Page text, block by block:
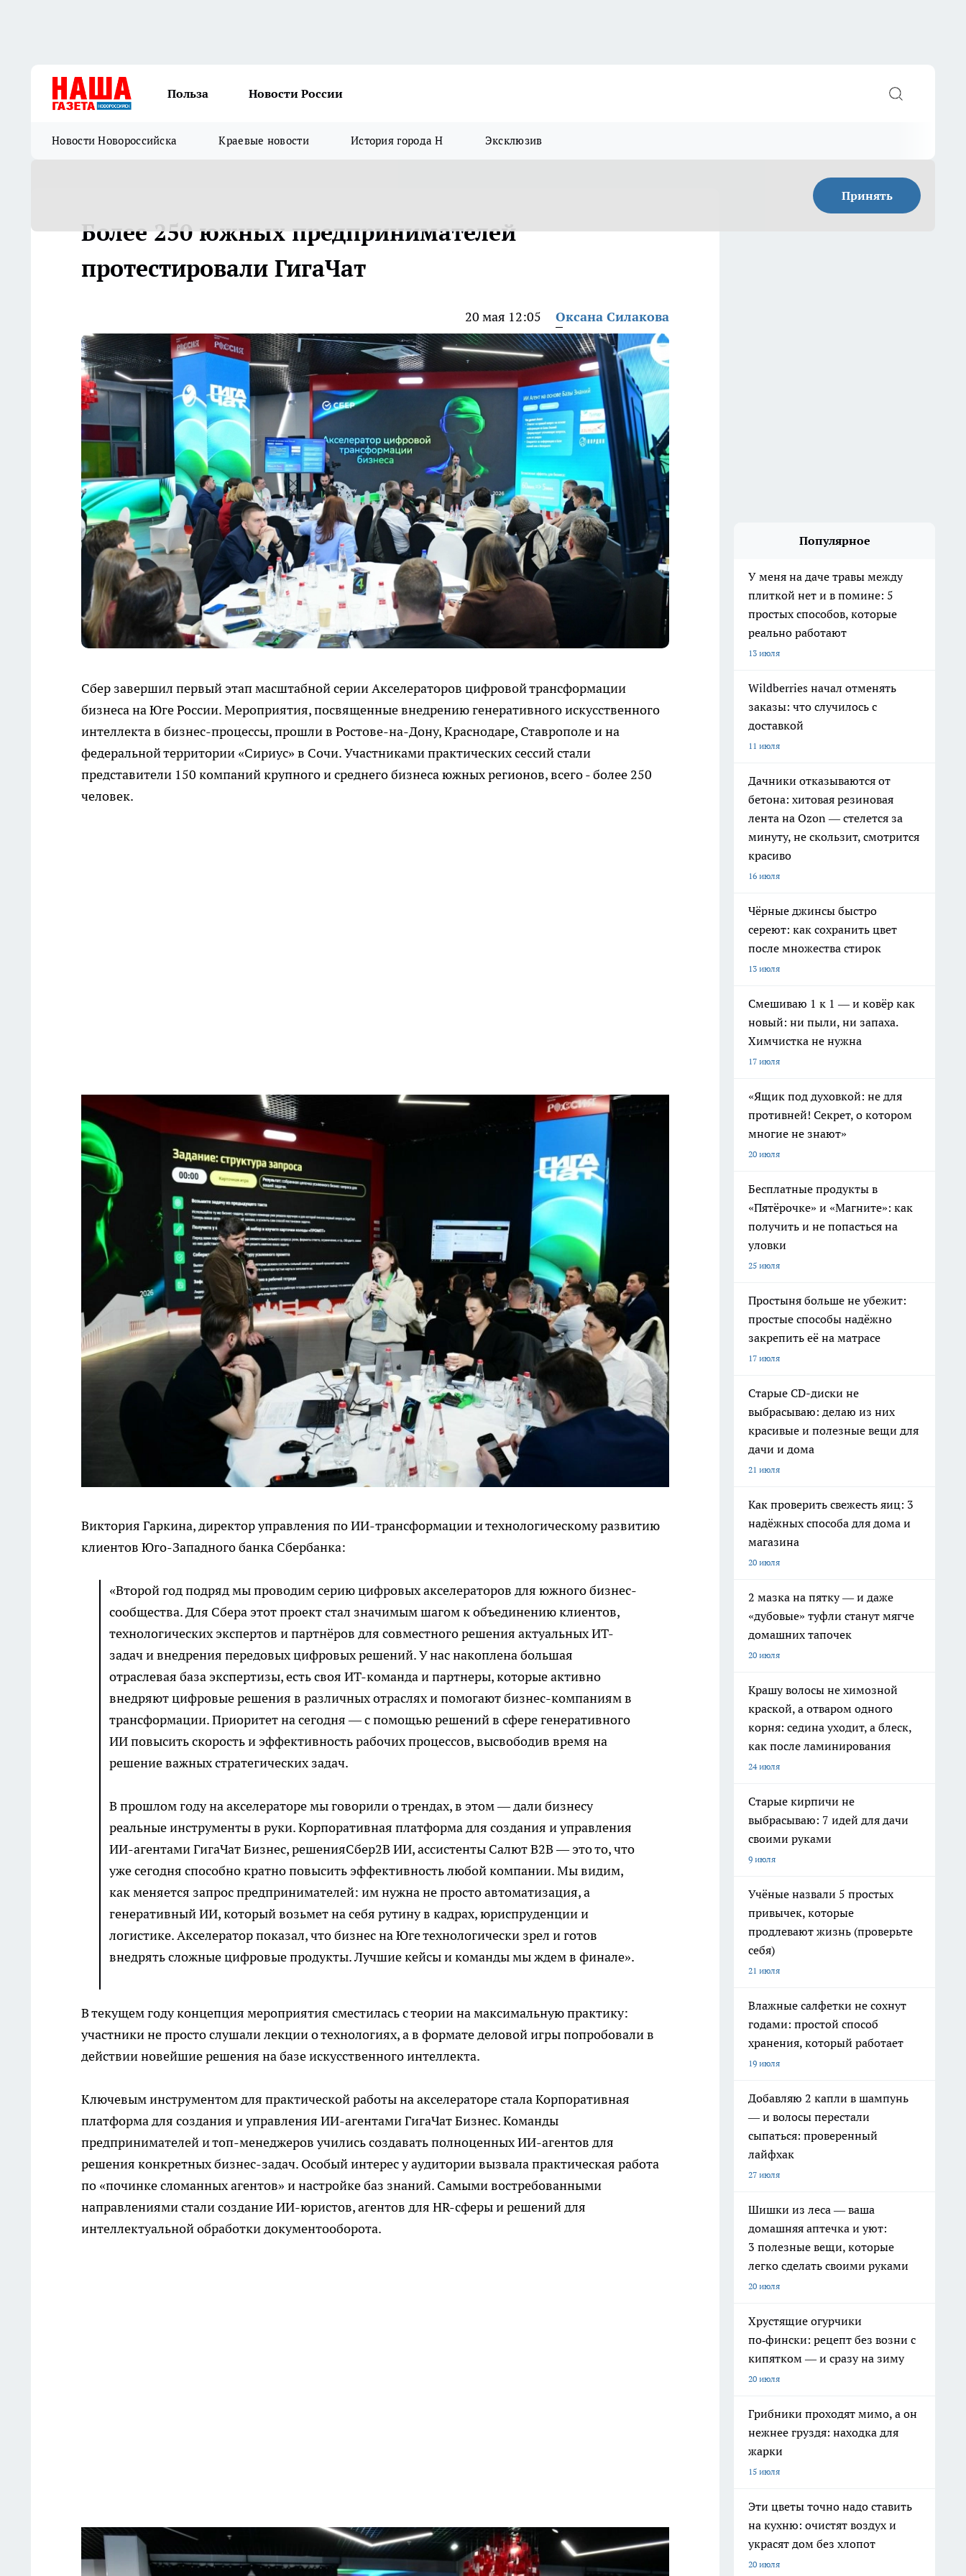
Польза Новости России
Новости Новороссийска Краевые новости История города Н Эксклюзив
Принять
Более 250 южных предпринимателей
протестировали ГигаЧат
20 мая 12:05 Оксана Силакова
Сбер завершил первый этап масштабной серии Акселераторов цифровой трансформации
бизнеса на Юге России. Мероприятия, посвященные внедрению генеративного искусственного
интеллекта в бизнес-процессы, прошли в Ростове-на-Дону, Краснодаре, Ставрополе и на
федеральной территории «Сириус» в Сочи. Участниками практических сессий стали
представители 150 компаний крупного и среднего бизнеса южных регионов, всего - более 250
человек.
Виктория Гаркина, директор управления по ИИ-трансформации и технологическому развитию
клиентов Юго-Западного банка Сбербанка:
«Второй год подряд мы проводим серию цифровых акселераторов для южного бизнес-
сообщества. Для Сбера этот проект стал значимым шагом к объединению клиентов,
технологических экспертов и партнёров для совместного решения актуальных ИТ-
задач и внедрения передовых цифровых решений. У нас накоплена большая
отраслевая база экспертизы, есть своя ИТ-команда и партнеры, которые активно
внедряют цифровые решения в различных отраслях и помогают бизнес-компаниям в
трансформации. Приоритет на сегодня — с помощью решений в сфере генеративного
ИИ повысить скорость и эффективность рабочих процессов, высвободив время на
решение важных стратегических задач.
В прошлом году на акселераторе мы говорили о трендах, в этом — дали бизнесу
реальные инструменты в руки. Корпоративная платформа для создания и управления
ИИ-агентами ГигаЧат Бизнес, решенияСбер2B ИИ, ассистенты Салют B2B — это то, что
уже сегодня способно кратно повысить эффективность любой компании. Мы видим,
как меняется запрос предпринимателей: им нужна не просто автоматизация, а
генеративный ИИ, который возьмет на себя рутину в кадрах, юриспруденции и
логистике. Акселератор показал, что бизнес на Юге технологически зрел и готов
внедрять сложные цифровые продукты. Лучшие кейсы и команды мы ждем в финале».
В текущем году концепция мероприятия сместилась с теории на максимальную практику:
участники не просто слушали лекции о технологиях, а в формате деловой игры попробовали в
действии новейшие решения на базе искусственного интеллекта.
Ключевым инструментом для практической работы на акселераторе стала Корпоративная
платформа для создания и управления ИИ-агентами ГигаЧат Бизнес. Команды
предпринимателей и топ-менеджеров учились создавать полноценных ИИ-агентов для
решения конкретных бизнес-задач. Особый интерес у аудитории вызвала практическая работа
по «починке сломанных агентов» и настройке баз знаний. Самыми востребованными
направлениями стали создание ИИ-юристов, агентов для HR-сферы и решений для
интеллектуальной обработки документооборота.
Популярное
У меня на даче травы между
плиткой нет и в помине: 5
простых способов, которые
реально работают
13 июля
Wildberries начал отменять
заказы: что случилось с
доставкой
11 июля
Дачники отказываются от
бетона: хитовая резиновая
лента на Ozon — стелется за
минуту, не скользит, смотрится
красиво
16 июля
Чёрные джинсы быстро
сереют: как сохранить цвет
после множества стирок
13 июля
Смешиваю 1 к 1 — и ковёр как
новый: ни пыли, ни запаха.
Химчистка не нужна
17 июля
«Ящик под духовкой: не для
противней! Секрет, о котором
многие не знают»
20 июля
Бесплатные продукты в
«Пятёрочке» и «Магните»: как
получить и не попасться на
уловки
25 июля
Простыня больше не убежит:
простые способы надёжно
закрепить её на матрасе
17 июля
Старые CD-диски не
выбрасываю: делаю из них
красивые и полезные вещи для
дачи и дома
21 июля
Как проверить свежесть яиц: 3
надёжных способа для дома и
магазина
20 июля
2 мазка на пятку — и даже
«дубовые» туфли станут мягче
домашних тапочек
20 июля
Крашу волосы не химозной
краской, а отваром одного
корня: седина уходит, а блеск,
как после ламинирования
24 июля
Старые кирпичи не
выбрасываю: 7 идей для дачи
своими руками
9 июля
Учёные назвали 5 простых
привычек, которые
продлевают жизнь (проверьте
себя)
21 июля
Влажные салфетки не сохнут
годами: простой способ
хранения, который работает
19 июля
Добавляю 2 капли в шампунь
— и волосы перестали
сыпаться: проверенный
лайфхак
27 июля
Шишки из леса — ваша
домашняя аптечка и уют:
3 полезные вещи, которые
легко сделать своими руками
20 июля
Хрустящие огурчики
по‑фински: рецепт без возни с
кипятком — и сразу на зиму
20 июля
Грибники проходят мимо, а он
нежнее груздя: находка для
жарки
15 июля
Эти цветы точно надо ставить
на кухню: очистят воздух и
украсят дом без хлопот
20 июля